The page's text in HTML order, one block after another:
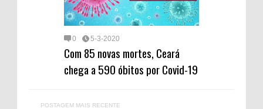
0 5-3-2020
Com 85 novas mortes, Ceará
chega a 590 óbitos por Covid-19
POSTAGEM MAIS RECENTE